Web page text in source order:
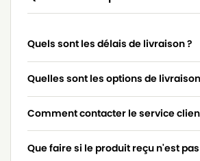
BIRUM
BIRUM BR633N
BIRUM
BIRUM BR634
BIRUM
BIRUM BR635
BIRUM
BIRUM BR636E
Quels sont les délais de livraison ?
Quelles sont les options de
Comment contacter le service
Que faire si le produit reçu n'est